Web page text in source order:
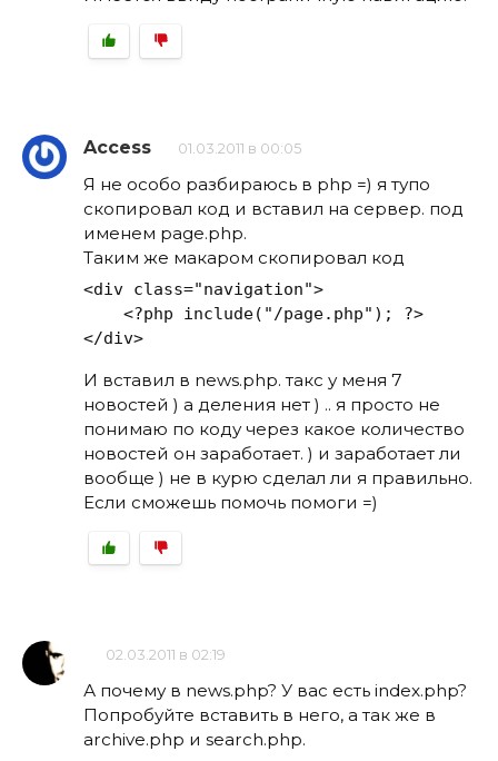
Access 01.03.2011 в 00:05
Я не особо разбираюсь в php =) я тупо
скопировал код и вставил на сервер. под
именем page.php.
Таким же макаром скопировал код
<div class="navigation">
<?php
include( "/page.php" ); ?>
</div>
И вставил в news.php. такс у меня 7
новостей ) а деления нет ) .. я просто не
понимаю по коду через какое количество
новостей он заработает. ) и заработает ли
вообще ) не в курю сделал ли я правильно.
Если сможешь помочь помоги =)
02.03.2011 в 02:19
А почему в news.php? У вас есть index.php?
Попробуйте вставить в него, а так же в
archive.php и search.php.